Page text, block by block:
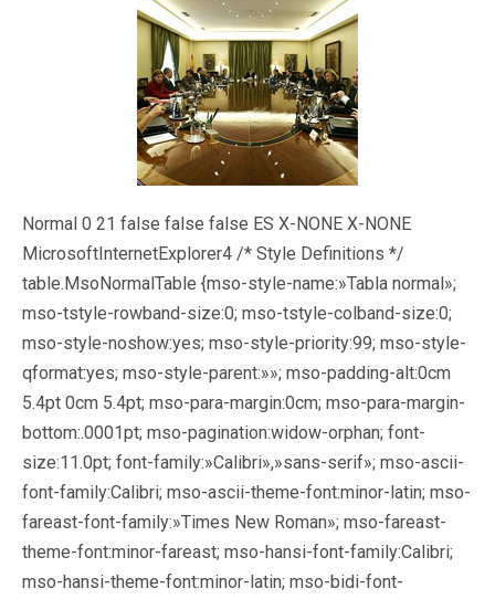
Normal 0 21 false false false ES X-NONE X-NONE
MicrosoftInternetExplorer4 /* Style Definitions */
table.MsoNormalTable {mso-style-name:»Tabla normal»;
mso-tstyle-rowband-size:0; mso-tstyle-colband-size:0;
mso-style-noshow:yes; mso-style-priority:99; mso-style-
qformat:yes; mso-style-parent:»»; mso-padding-alt:0cm
5.4pt 0cm 5.4pt; mso-para-margin:0cm; mso-para-margin-
bottom:.0001pt; mso-pagination:widow-orphan; font-
size:11.0pt; font-family:»Calibri»,»sans-serif»; mso-ascii-
font-family:Calibri; mso-ascii-theme-font:minor-latin; mso-
fareast-font-family:»Times New Roman»; mso-fareast-
theme-font:minor-fareast; mso-hansi-font-family:Calibri;
mso-hansi-theme-font:minor-latin; mso-bidi-font-